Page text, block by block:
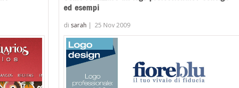
ed esempi
di sarah |25 Nov 2009